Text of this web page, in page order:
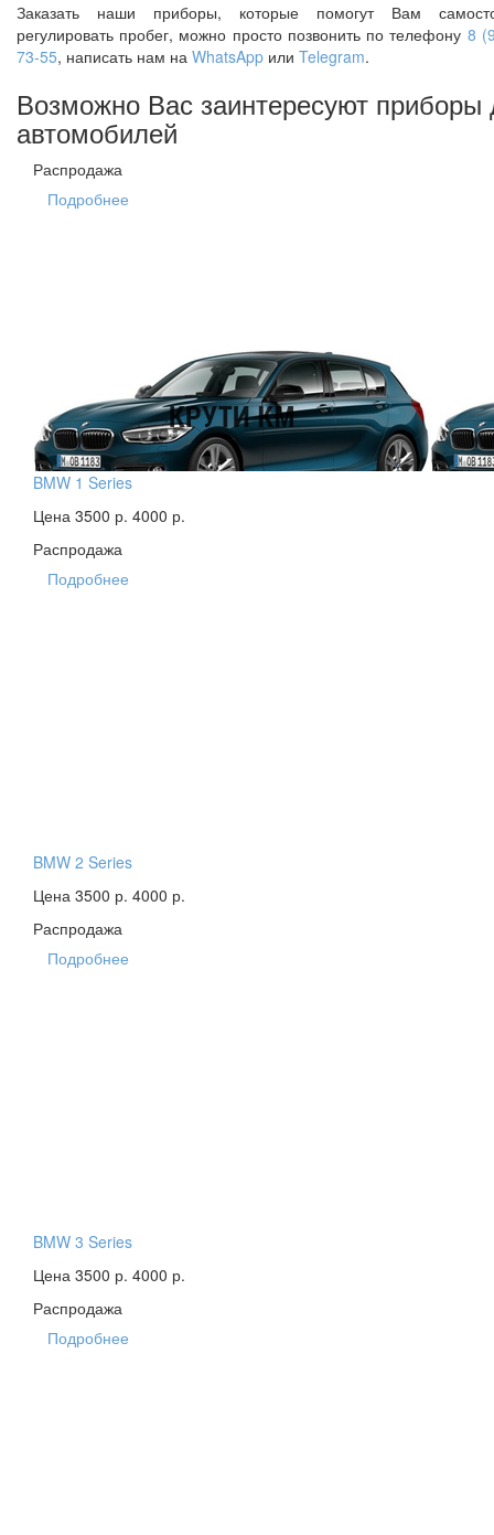
Заказать наши приборы, которые помогут Вам
регулировать пробег, можно просто позвонить по телефону 8
73-55, написать нам на WhatsApp или Telegram.
Возможно Вас заинтересуют приборы
автомобилей
Распродажа
Подробнее
BMW 1 Series
Цена 3500 р. 4000 р.
Распродажа
Подробнее
BMW 2 Series
Цена 3500 р. 4000 р.
Распродажа
Подробнее
BMW 3 Series
Цена 3500 р. 4000 р.
Распродажа
Подробнее